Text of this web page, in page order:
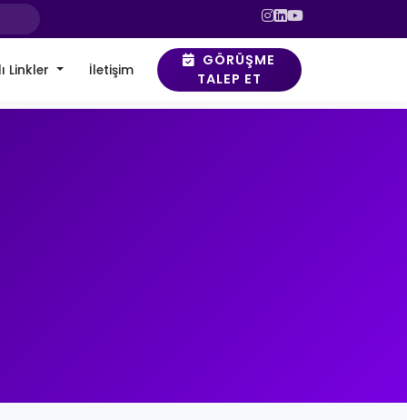
Linkler İletişim
GÖRÜŞME
TALEP ET